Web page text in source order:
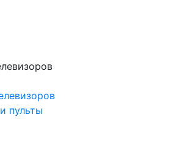
пульты